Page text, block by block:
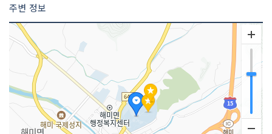
천주교 신자를 가두어두었던 감옥이 있었
는데, 1790~1880년 사이 이곳 옥사에
수감된 천주교 신자들을 이 나무의 동쪽
으로 뻗어 있던 가지에 매달아 고문하였
다고 한다. 동쪽 가지는 1940년대에, 가
운데 줄기는 1969년 6월 26일에 폭풍으
로 부러졌으나 여러 차례 외과 수술을 시
행하고 토양을 개량하여 보호, 관리하고
있다.
주변 정보